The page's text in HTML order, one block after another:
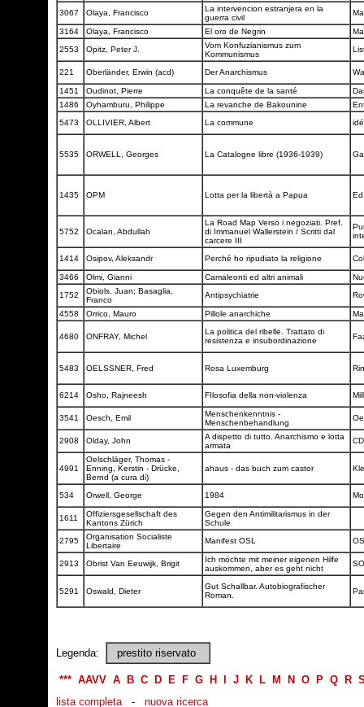
3067 Olaya, Francisco
La intervencion estranjera en la
guerra civil
3164 Olaya, Francisco El oro de Negrin
2553
Opitz, Peter J.
Vom Konfuzianismus zum
Kommunismus
221 Oberländer, Erwin (acd) Der Anarchismus
1451 Oudinot, Pierre La conquête de la santé
1486
Oyhamburu, Philippe La revanche de Bakounine
5473
OLLIVIER, Albert La commune
5535 ORWELL, Georges La Catalogne libre (1936-1939)
1435 OPM Lotta per la libertà a Papua
5752 Ocalan, Abdullah
La Road Map Verso i negoziati. Pref.
di Immanuel Wallerstein / Scritti dal
carcere III
1414 Osipov, Aleksandr Perché ho ripudiato la religione
3466 Olmi, Gianni Camaleonti ed altri animali
1752
Obiols, Juan; Basaglia,
Franco
Antipsychiatrie
4558 Orrico, Mauro Pillole anarchiche
4680 ONFRAY, Michel
La politica del ribelle. Trattato di
resistenza e insubordinazione
5483 OELSSNER, Fred Rosa Luxemburg
6214 Osho, Rajneesh FIlosofia della non-violenza
3541 Oesch, Emil
Menschenkenntnis -
Menschenbehandlung
2908 Olday, John
A dispetto di tutto. Anarchismo e lotta
armata
4991
Oelschläger, Thomas -
Enning, Kerstin - Drücke,
Bernd (a cura di)
ahaus - das buch zum castor
534 Orwell, George 1984
1611
Offiziersgesellschaft des
Kantons Zürich
Gegen den Antimilitarismus in der
Schule
2795
Organisation Socialiste
Libertaire
Manifest OSL
2913 Obrist Van Eeuwijk, Brigit
Ich möchte mit meiner eigenen Hilfe
auskommen, aber es geht nicht
5291 Oswald, Dieter
Gut Schallbar. Autobiografischer
Roman.
Legenda: prestito riservato
*** AAVV A B C D E F G H J K L M N O P Q R
lista completa- nuova ricerca